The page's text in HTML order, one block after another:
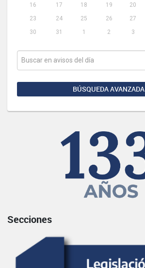
16
17 18 19 20
23
24 25 26 27
30
31 1 2 3
BÚSQUEDA AVANZADA
Secciones